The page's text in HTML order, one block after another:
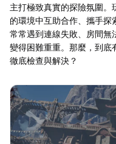
主打極致真實的探險氛圍
的環境中互助合作、攜手探
常常遇到連線失敗、房間無
變得困難重重。那麼，到底
徹底檢查與解決？